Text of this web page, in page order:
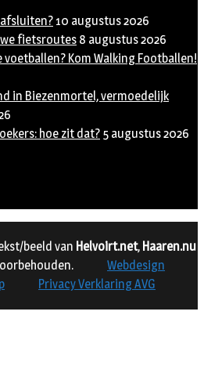
10 augustus 2026
fietsroutes 8 augustus 2026
Kom Walking Footballen!
in Biezenmortel, vermoedelijk
hoe zit dat? 5 augustus 2026
beeld van Helvoirt.net, Haaren.nu
Webdesign
Privacy Verklaring AVG